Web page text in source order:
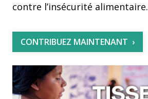
contre l’insécurité alimentaire.
CONTRIBUEZ MAINTENANT